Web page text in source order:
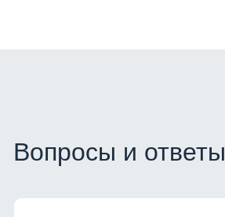
Вопросы и ответы